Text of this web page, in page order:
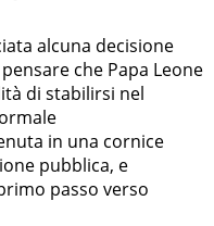
alcuna decisione
che Papa Leone
di stabilirsi nel
in una cornice
pubblica, e
passo verso